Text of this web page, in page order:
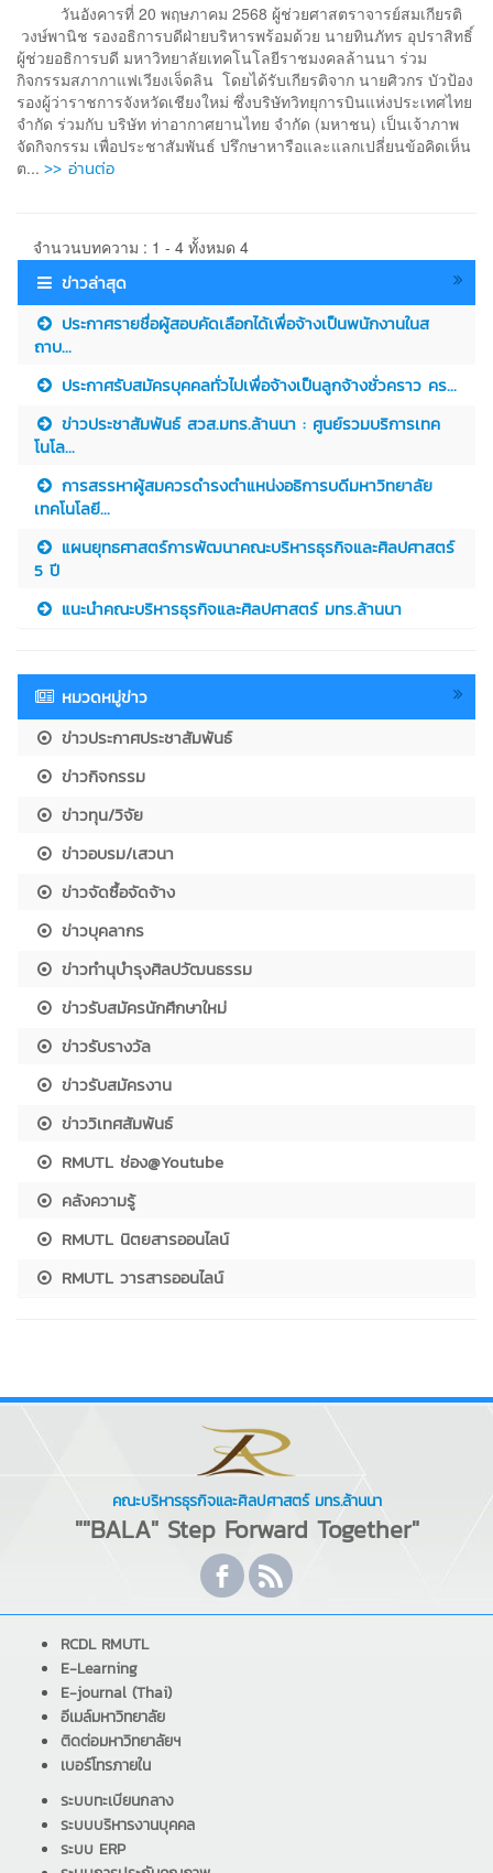
วันอังคารที่ 20 พฤษภาคม 2568 ผู้ช่วยศาสตราจารย์สมเกียรติ
วงษ์พานิช รองอธิการบดีฝ่ายบริหารพร้อมด้วย นายทินภัทร อุปราสิทธิ์
ผู้ช่วยอธิการบดี มหาวิทยาลัยเทคโนโลยีราชมงคลล้านนา ร่วม
กิจกรรมสภากาแฟเวียงเจ็ดลิน โดยได้รับเกียรติจาก นายศิวกร บัวป้อง
รองผู้ว่าราชการจังหวัดเชียงใหม่ ซึ่งบริษัทวิทยุการบินแห่งประเทศไทย
จำกัด ร่วมกับ บริษัท ท่าอากาศยานไทย จำกัด (มหาชน) เป็นเจ้าภาพ
จัดกิจกรรม เพื่อประชาสัมพันธ์ ปรึกษาหารือและแลกเปลี่ยนข้อคิดเห็น
ต... >> อ่านต่อ
จำนวนบทความ : 1 - 4 ทั้งหมด 4
ข่าวล่าสุด
ประกาศรายชื่อผู้สอบคัดเลือกได้เพื่อจ้างเป็นพนักงานในส
ถาบ...
ประกาศรับสมัครบุคคลทั่วไปเพื่อจ้างเป็นลูกจ้างชั่วคราว คร...
ข่าวประชาสัมพันธ์ สวส.มทร.ล้านนา : ศูนย์รวมบริการเทค
โนโล...
การสรรหาผู้สมควรดำรงตำแหน่งอธิการบดีมหาวิทยาลัย
เทคโนโลยี...
แผนยุทธศาสตร์การพัฒนาคณะบริหารธุรกิจและศิลปศาสตร์
5 ปี
แนะนำคณะบริหารธุรกิจและศิลปศาสตร์ มทร.ล้านนา
หมวดหมู่ข่าว
ข่าวประกาศประชาสัมพันธ์
ข่าวกิจกรรม
ข่าวทุน/วิจัย
ข่าวอบรม/เสวนา
ข่าวจัดซื้อจัดจ้าง
ข่าวบุคลากร
ข่าวทำนุบำรุงศิลปวัฒนธรรม
ข่าวรับสมัครนักศึกษาใหม่
ข่าวรับรางวัล
ข่าวรับสมัครงาน
ข่าววิเทศสัมพันธ์
RMUTL ช่อง@Youtube
คลังความรู้
RMUTL นิตยสารออนไลน์
RMUTL วารสารออนไลน์
คณะบริหารธุรกิจและศิลปศาสตร์ มทร.ล้านนา
""BALA" Step Forward Together"
RCDL RMUTL
E-Learning
E-journal (Thai)
อีเมล์มหาวิทยาลัย
ติดต่อมหาวิทยาลัยฯ
เบอร์โทรภายใน
ระบบทะเบียนกลาง
ระบบบริหารงานบุคคล
ระบบ ERP